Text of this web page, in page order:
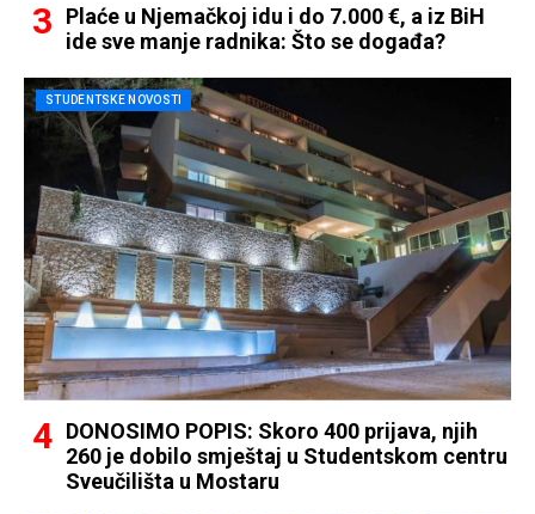
Plaće u Njemačkoj idu i do 7.000 €, a iz BiH
ide sve manje radnika: Što se događa?
STUDENTSKE NOVOSTI
DONOSIMO POPIS: Skoro 400 prijava, njih
260 je dobilo smještaj u Studentskom centru
Sveučilišta u Mostaru